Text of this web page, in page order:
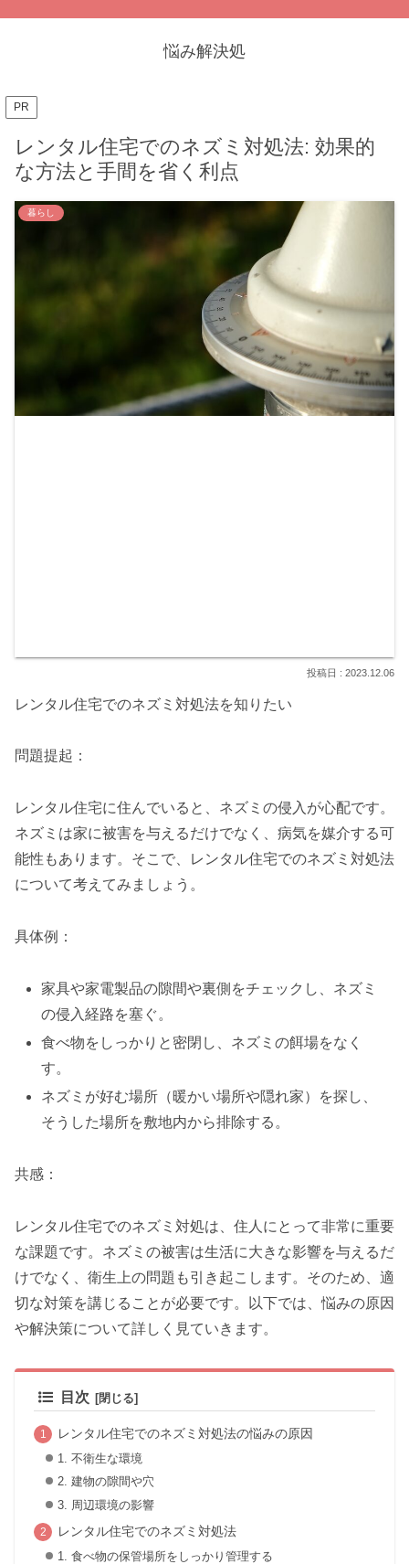
悩み解決処
PR
レンタル住宅でのネズミ対処法: 効果的
な方法と手間を省く利点
暮らし
2023.12.06
レンタル住宅でのネズミ対処法を知りたい
問題提起：
レンタル住宅に住んでいると、ネズミの侵入が心配です。
ネズミは家に被害を与えるだけでなく、病気を媒介する可
能性もあります。そこで、レンタル住宅でのネズミ対処法
について考えてみましょう。
具体例：
家具や家電製品の隙間や裏側をチェックし、ネズミ
の侵入経路を塞ぐ。
食べ物をしっかりと密閉し、ネズミの餌場をなく
す。
ネズミが好む場所（暖かい場所や隠れ家）を探し、
そうした場所を敷地内から排除する。
共感：
レンタル住宅でのネズミ対処は、住人にとって非常に重要
な課題です。ネズミの被害は生活に大きな影響を与えるだ
けでなく、衛生上の問題も引き起こします。そのため、適
切な対策を講じることが必要です。以下では、悩みの原因
や解決策について詳しく見ていきます。
目次
レンタル住宅でのネズミ対処法の悩みの原因
1. 不衛生な環境
2. 建物の隙間や穴
3. 周辺環境の影響
レンタル住宅でのネズミ対処法
1. 食べ物の保管場所をしっかり管理する